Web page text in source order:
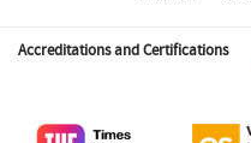
Accreditations and Certifications